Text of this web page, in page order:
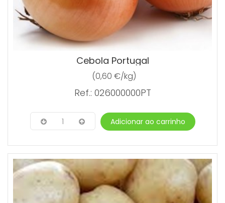
Cebola Portugal
(0,60 €/kg)
Ref.: 026000000PT
1 Adicionar ao carrinho